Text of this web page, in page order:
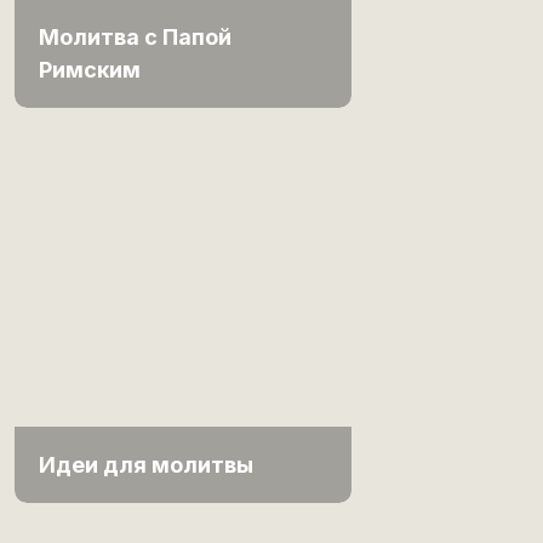
Молитва с Папой
Римским
Идеи для молитвы